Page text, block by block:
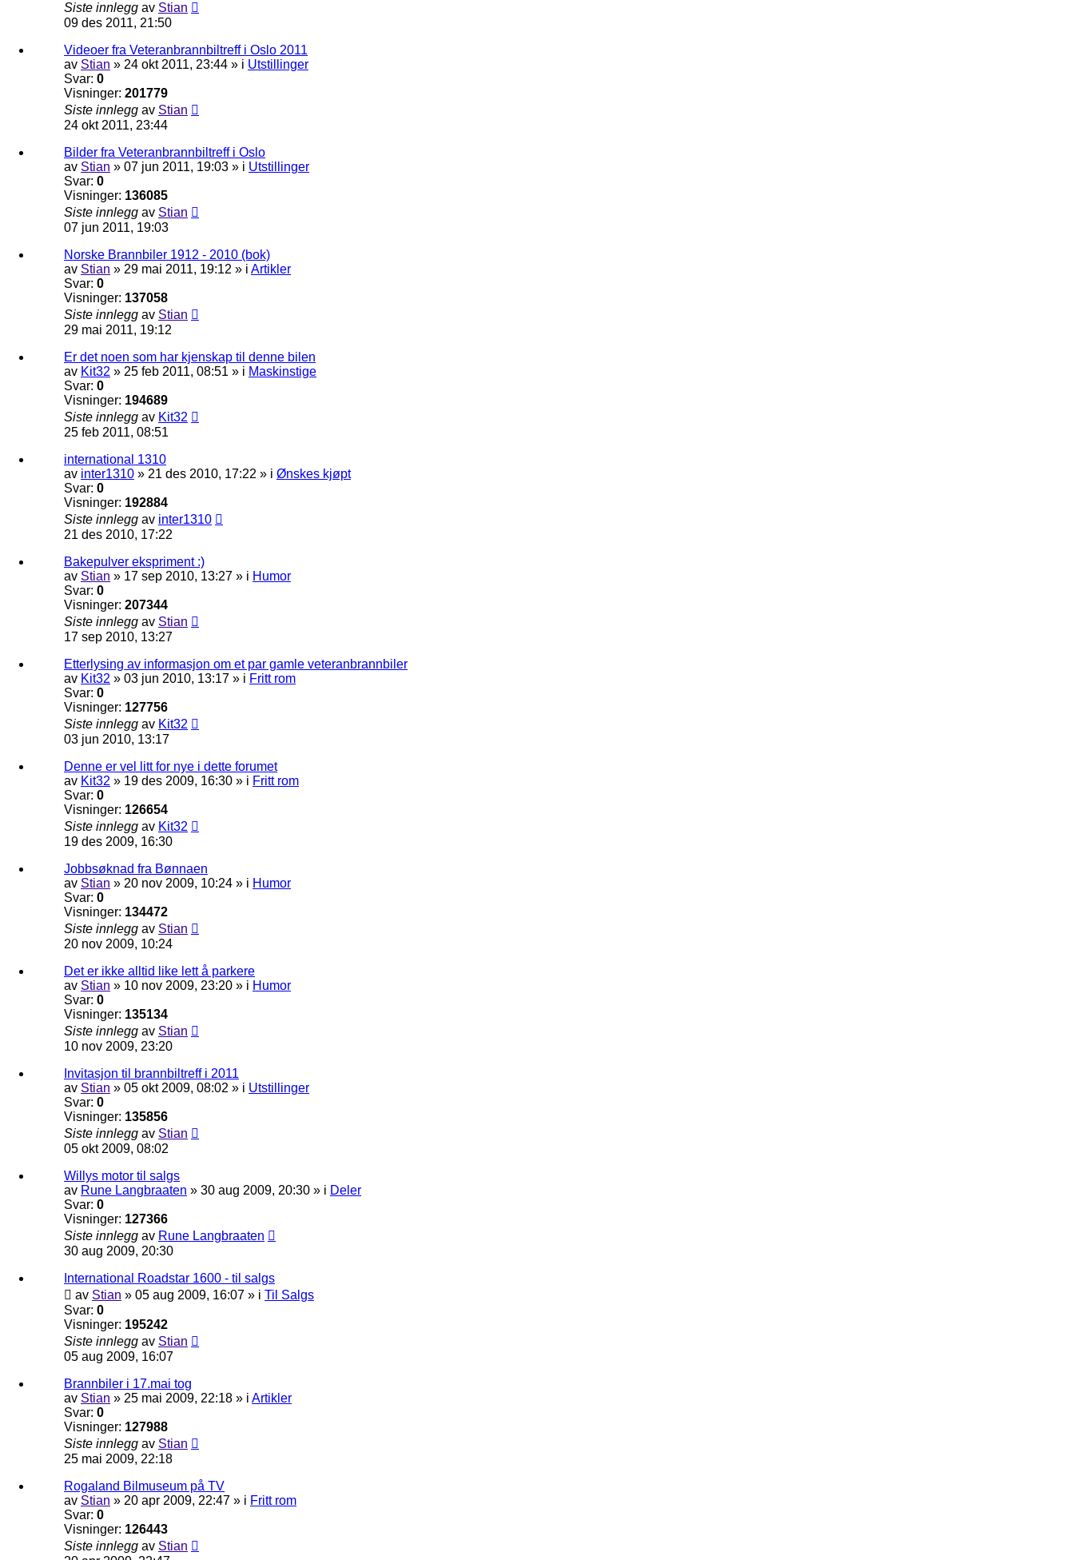
Siste innlegg av Stian
09 des 2011, 21:50
Videoer fra Veteranbrannbiltreff i Oslo 2011
av Stian » 24 okt 2011, 23:44 » i Utstillinger
Svar: 0
Visninger: 201779
Siste innlegg av Stian
24 okt 2011, 23:44
Bilder fra Veteranbrannbiltreff i Oslo
av Stian » 07 jun 2011, 19:03 » i Utstillinger
Svar: 0
Visninger: 136085
Siste innlegg av Stian
07 jun 2011, 19:03
Norske Brannbiler 1912 - 2010 (bok)
av Stian » 29 mai 2011, 19:12 » i Artikler
Svar: 0
Visninger: 137058
Siste innlegg av Stian
29 mai 2011, 19:12
Er det noen som har kjenskap til denne bilen
av Kit32 » 25 feb 2011, 08:51 » i Maskinstige
Svar: 0
Visninger: 194689
Siste innlegg av Kit32
25 feb 2011, 08:51
international 1310
av inter1310 » 21 des 2010, 17:22 » i Ønskes kjøpt
Svar: 0
Visninger: 192884
Siste innlegg av inter1310
21 des 2010, 17:22
Bakepulver ekspriment :)
av Stian » 17 sep 2010, 13:27 » i Humor
Svar: 0
Visninger: 207344
Siste innlegg av Stian
17 sep 2010, 13:27
Etterlysing av informasjon om et par gamle veteranbrannbiler
av Kit32 » 03 jun 2010, 13:17 » i Fritt rom
Svar: 0
Visninger: 127756
Siste innlegg av Kit32
03 jun 2010, 13:17
Denne er vel litt for nye i dette forumet
av Kit32 » 19 des 2009, 16:30 » i Fritt rom
Svar: 0
Visninger: 126654
Siste innlegg av Kit32
19 des 2009, 16:30
Jobbsøknad fra Bønnaen
av Stian » 20 nov 2009, 10:24 » i Humor
Svar: 0
Visninger: 134472
Siste innlegg av Stian
20 nov 2009, 10:24
Det er ikke alltid like lett å parkere
av Stian » 10 nov 2009, 23:20 » i Humor
Svar: 0
Visninger: 135134
Siste innlegg av Stian
10 nov 2009, 23:20
Invitasjon til brannbiltreff i 2011
av Stian » 05 okt 2009, 08:02 » i Utstillinger
Svar: 0
Visninger: 135856
Siste innlegg av Stian
05 okt 2009, 08:02
Willys motor til salgs
av Rune Langbraaten » 30 aug 2009, 20:30 » i Deler
Svar: 0
Visninger: 127366
Siste innlegg av Rune Langbraaten
30 aug 2009, 20:30
International Roadstar 1600 - til salgs
av Stian » 05 aug 2009, 16:07 » i Til Salgs
Svar: 0
Visninger: 195242
Siste innlegg av Stian
05 aug 2009, 16:07
Brannbiler i 17.mai tog
av Stian » 25 mai 2009, 22:18 » i Artikler
Svar: 0
Visninger: 127988
Siste innlegg av Stian
25 mai 2009, 22:18
Rogaland Bilmuseum på TV
av Stian » 20 apr 2009, 22:47 » i Fritt rom
Svar: 0
Visninger: 126443
Siste innlegg av Stian